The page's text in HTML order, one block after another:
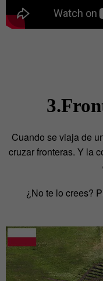
Cuando se viaja de
cruzar fronteras. Y la
¿No te lo crees?